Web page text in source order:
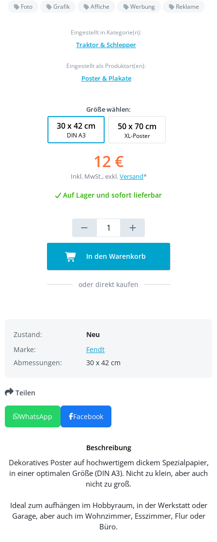
Foto
Grafik Affiche Werbung Reklame
Eingestellt in Kategorie(n):
Traktor & Schlepper
Eingestellt als Produktart(en):
Poster & Plakate
Größe wählen:
30 x 42 cm
DIN A3
50 x 70 cm
XL-Poster
12 €
Inkl. MwSt., exkl.Versand*
Auf Lager und sofort lieferbar
In den Warenkorb
oder direkt kaufen
Zustand:
Neu
Marke:
Fendt
Abmessungen:
30 x 42 cm
Beschreibung
Dekoratives Poster auf hochwertigem dickem Spezialpapier,
in einer optimalen Größe (DIN A3). Nicht zu klein, aber auch
nicht zu groß.
Ideal zum aufhängen im Hobbyraum, in der Werkstatt oder
Garage, aber auch im Wohnzimmer, Esszimmer, Flur oder
Büro.
Teilen
WhatsApp Facebook